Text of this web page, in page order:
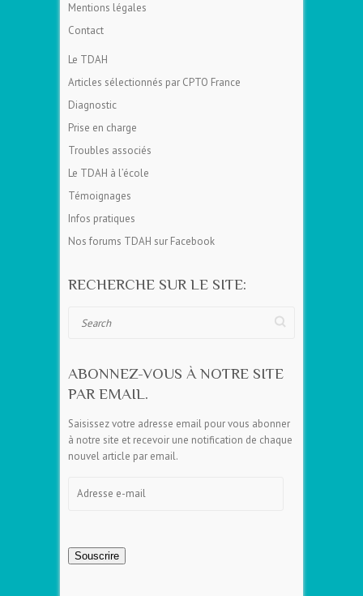
Mentions légales
Contact
Le TDAH
Articles sélectionnés par CPTO France
Diagnostic
Prise en charge
Troubles associés
Le TDAH à l’école
Témoignages
Infos pratiques
Nos forums TDAH sur Facebook
RECHERCHE SUR LE SITE:
ABONNEZ-VOUS À NOTRE SITE
PAR EMAIL.
Saisissez votre adresse email pour vous abonner
à notre site et recevoir une notification de chaque
nouvel article par email.
Souscrire